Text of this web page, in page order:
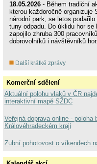
18.05.2026 - Během tradiční
kterou každoročně organizuje
národní park, se letos
tuny odpadu. Do úklidu hor
zapojilo zhruba 300
dobrovolníků i návštěvníků
Další krátké zprávy
Komerční sdělení
Aktuální polohu vlaků v ČR
interaktivní mapě SŽDC
Veřejná doprava online - poloha
Královéhradeckém kraji
Zubní pohotovost o víkendech